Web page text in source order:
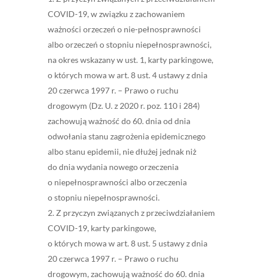
COVID-19, w związku z zachowaniem
ważności orzeczeń o nie-pełnosprawności
albo orzeczeń o stopniu niepełnosprawności,
na okres wskazany w ust. 1, karty parkingowe,
o których mowa w art. 8 ust. 4 ustawy z dnia
20 czerwca 1997 r. – Prawo o ruchu
drogowym (Dz. U. z 2020 r. poz. 110 i 284)
zachowują ważność do 60. dnia od dnia
odwołania stanu zagrożenia epidemicznego
albo stanu epidemii, nie dłużej jednak niż
do dnia wydania nowego orzeczenia
o niepełnosprawności albo orzeczenia
o stopniu niepełnosprawności.
Z przyczyn związanych z przeciwdziałaniem
COVID-19, karty parkingowe,
o których mowa w art. 8 ust. 5 ustawy z dnia
20 czerwca 1997 r. – Prawo o ruchu
drogowym, zachowują ważność do 60. dnia